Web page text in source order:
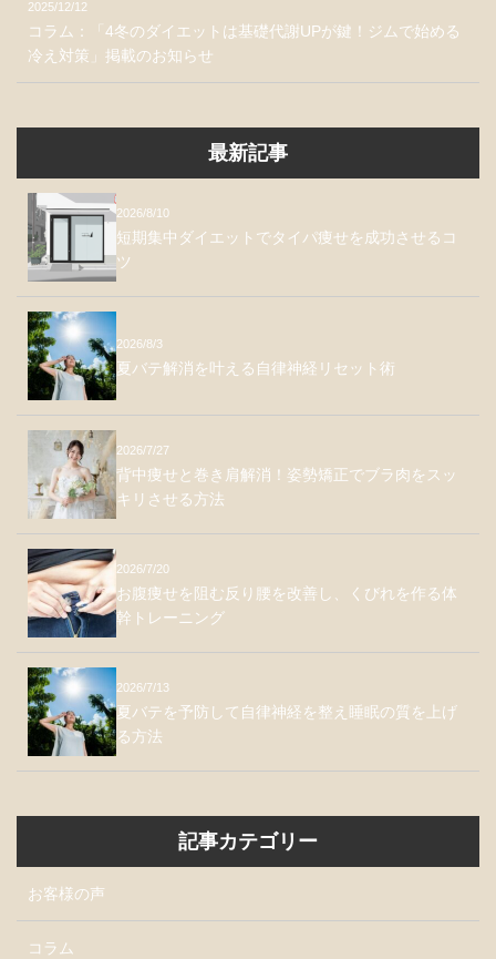
2025/12/12
コラム：「4冬のダイエットは基礎代謝UPが鍵！ジムで始める
冷え対策」掲載のお知らせ
最新記事
2026/8/10
短期集中ダイエットでタイパ痩せを成功させるコ
ツ
2026/8/3
夏バテ解消を叶える自律神経リセット術
2026/7/27
背中痩せと巻き肩解消！姿勢矯正でブラ肉をスッ
キリさせる方法
2026/7/20
お腹痩せを阻む反り腰を改善し、くびれを作る体
幹トレーニング
2026/7/13
夏バテを予防して自律神経を整え睡眠の質を上げ
る方法
記事カテゴリー
お客様の声
コラム